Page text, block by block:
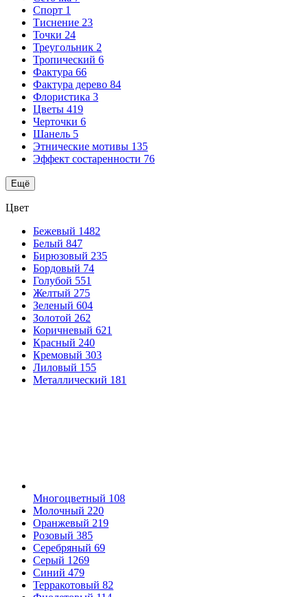
Спорт 1
Тиснение 23
Точки 24
Треугольник 2
Тропический 6
Фактура 66
Фактура дерево 84
Флористика 3
Цветы 419
Черточки 6
Шанель 5
Этнические мотивы 135
Эффект состаренности 76
Ещё
Цвет
Бежевый 1482
Белый 847
Бирюзовый 235
Бордовый 74
Голубой 551
Желтый 275
Зеленый 604
Золотой 262
Коричневый 621
Красный 240
Кремовый 303
Лиловый 155
Металлический 181
Многоцветный 108
Молочный 220
Оранжевый 219
Розовый 385
Серебряный 69
Серый 1269
Синий 479
Терракотовый 82